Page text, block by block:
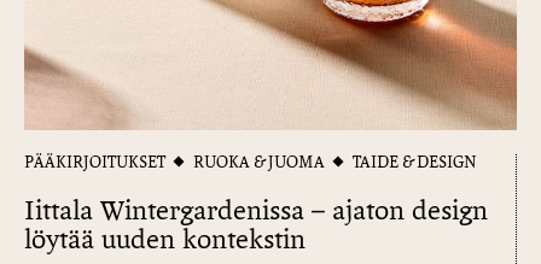
PÄÄKIRJOITUKSET RUOKA & JUOMA TAIDE & DESIGN
Iittala Wintergardenissa – ajaton design
löytää uuden kontekstin